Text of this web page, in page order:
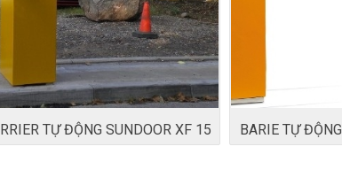
TỰ ĐỘNG SUNDOOR XF 15 BARIE TỰ